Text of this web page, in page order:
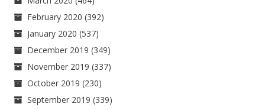
February 2020 (392)
January 2020 (537)
December 2019 (349)
November 2019 (337)
October 2019 (230)
September 2019 (339)